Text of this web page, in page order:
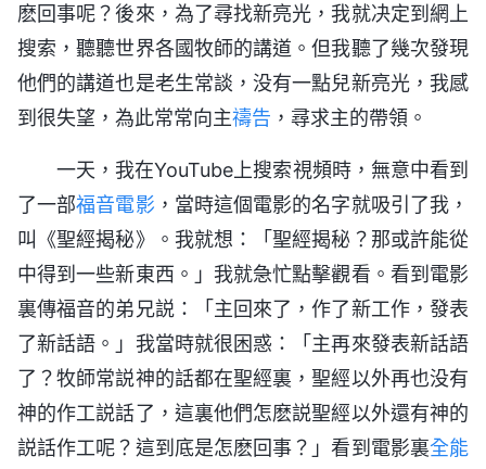
麽回事呢？後來，為了尋找新亮光，我就决定到網上
搜索，聽聽世界各國牧師的講道。但我聽了幾次發現
他們的講道也是老生常談，没有一點兒新亮光，我感
到很失望，為此常常向主禱告 ，尋求主的帶領。
一天，我在YouTube上搜索視頻時，無意中看到
了一部福音電影 ，當時這個電影的名字就吸引了我，
叫《聖經揭秘》。我就想：「聖經揭秘？那或許能從
中得到一些新東西。」我就急忙點擊觀看。看到電影
裏傳福音的弟兄説：「主回來了，作了新工作，發表
了新話語。」我當時就很困惑：「主再來發表新話語
了？牧師常説神的話都在聖經裏，聖經以外再也没有
神的作工説話了，這裏他們怎麽説聖經以外還有神的
説話作工呢？這到底是怎麽回事？」看到電影裏全能